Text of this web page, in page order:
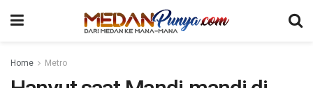
Home Metro